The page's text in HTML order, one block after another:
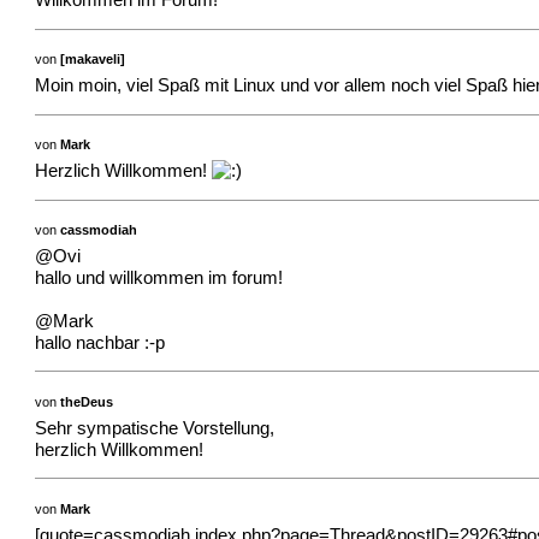
von [makaveli]
Moin moin, viel Spaß mit Linux und vor allem noch viel Spaß
von Mark
Herzlich Willkommen!
voncassmodiah
@Ovi
hallo und willkommen im forum!
@Mark
hallo nachbar :-p
vontheDeus
Sehr sympatische Vorstellung,
herzlich Willkommen!
vonMark